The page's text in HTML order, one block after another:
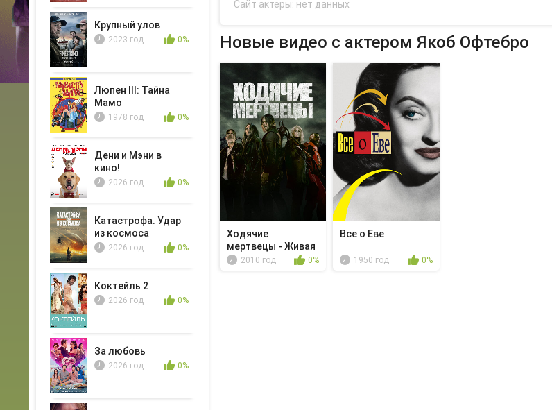
Крупный улов
2023 год 0%
Люпен III: Тайна
Мамо
1978 год 0%
Дени и Мэни в
кино!
2026 год 0%
Катастрофа. Удар
из космоса
2026 год 0%
Коктейль 2
2026 год 0%
За любовь
2026 год 0%
Сайт актеры: нет данных
Новые видео с актером Якоб Офтебро
Ходячие
мертвецы - Живая
приманка
2010 год 0%
Все о Еве
1950 год 0%